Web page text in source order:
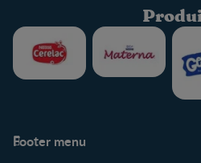
Footer menu